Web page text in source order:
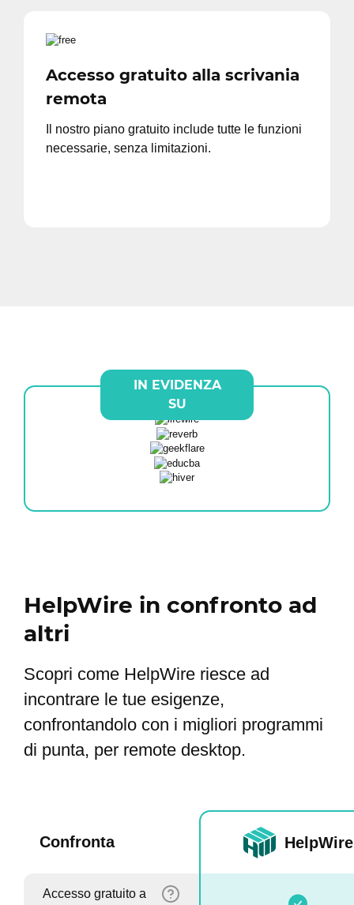
Accesso gratuito alla scrivania
remota
Il nostro piano gratuito include tutte le funzioni
necessarie, senza limitazioni.
IN EVIDENZA
SU
HelpWire in confronto ad
altri
Scopri come HelpWire riesce ad
incontrare le tue esigenze,
confrontandolo con i migliori programmi
di punta, per remote desktop.
Confronta HelpWire
Accesso gratuito a